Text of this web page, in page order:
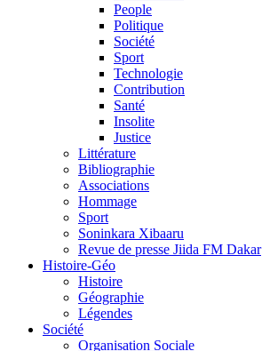
People
Politique
Société
Sport
Technologie
Contribution
Santé
Insolite
Justice
Littérature
Bibliographie
Associations
Hommage
Sport
Soninkara Xibaaru
Revue de presse Jiida FM Dakar
Histoire-Géo
Histoire
Géographie
Légendes
Société
Organisation Sociale